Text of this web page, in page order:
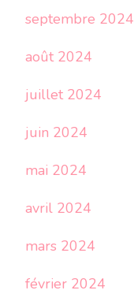
septembre 2024
août 2024
juillet 2024
juin 2024
mai 2024
avril 2024
mars 2024
février 2024